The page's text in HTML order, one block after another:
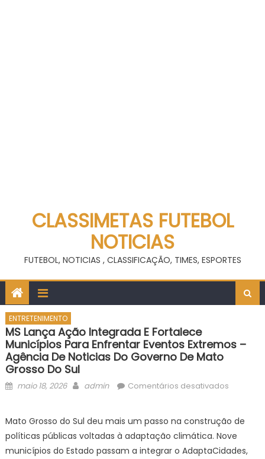
CLASSIMETAS FUTEBOL
NOTICIAS
FUTEBOL, NOTICIAS , CLASSIFICAÇÃO, TIMES, ESPORTES
ENTRETENIMENTO
MS Lança Ação Integrada E Fortalece
Municípios Para Enfrentar Eventos Extremos –
Agência De Noticias Do Governo De Mato
Grosso Do Sul
Posted
maio 18, 2026 Author
admin Comentários desativadosem
ação
e
Mato Grosso do Sul deu mais um passo na construção de
políticas públicas voltadas à adaptação climática. Nove
municípios do Estado passam a integrar o AdaptaCidades,